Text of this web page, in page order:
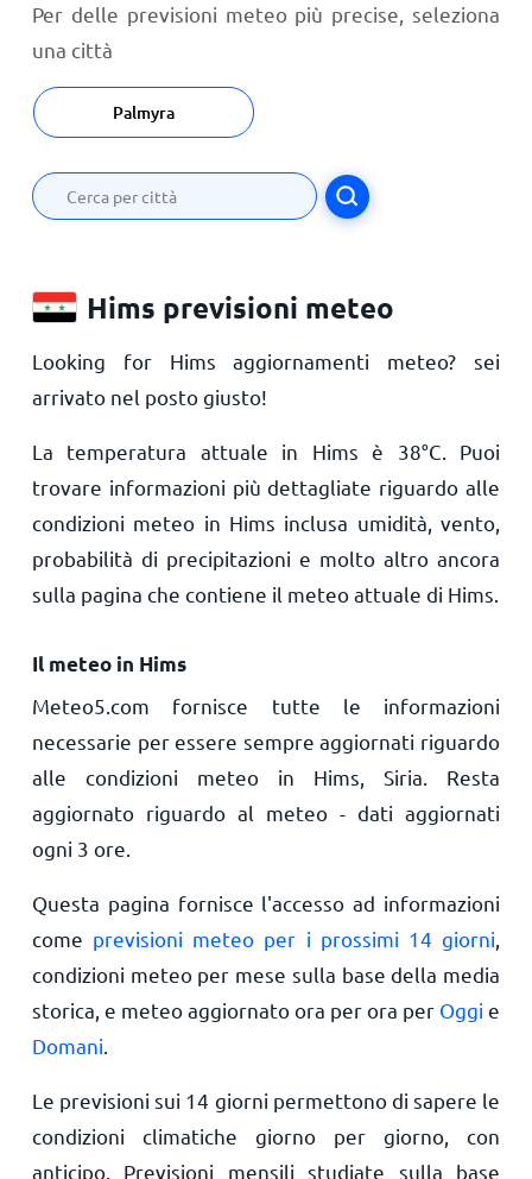
Per delle previsioni meteo più precise, seleziona
una città
Palmyra
Hims previsioni meteo
Looking for Hims aggiornamenti meteo? sei
arrivato nel posto giusto!
La temperatura attuale in Hims è 38°C . Puoi
trovare informazioni più dettagliate riguardo alle
condizioni meteo in Hims inclusa umidità, vento,
probabilità di precipitazioni e molto altro ancora
sulla pagina che contiene il meteo attuale di Hims.
Il meteo in Hims
Meteo5.com fornisce tutte le informazioni
necessarie per essere sempre aggiornati riguardo
alle condizioni meteo in Hims, Siria. Resta
aggiornato riguardo al meteo - dati aggiornati
ogni 3 ore.
Questa pagina fornisce l'accesso ad informazioni
come previsioni meteo per i prossimi 14 giorni
condizioni meteo per mese sulla base della media
storica, e meteo aggiornato ora per ora per Oggi e
Domani
Le previsioni sui 14 giorni permettono di sapere le
condizioni climatiche giorno per giorno, con
anticipo. Previsioni mensili studiate sulla base